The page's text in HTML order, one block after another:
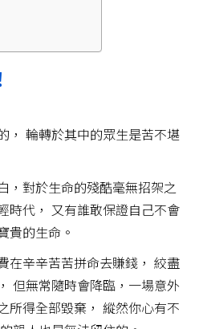
， 輪轉於其中的眾生是苦不堪
，對於生命的殘酷毫無招架之
時代， 又有誰敢保證自己不會
貴的生命。
在辛辛苦苦拼命去賺錢， 絞盡
但無常隨時會降臨，一場意外
所得全部毀棄， 縱然你心有不